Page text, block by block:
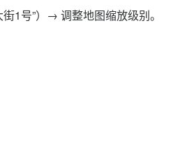
1号”）→ 调整地图缩放级别。